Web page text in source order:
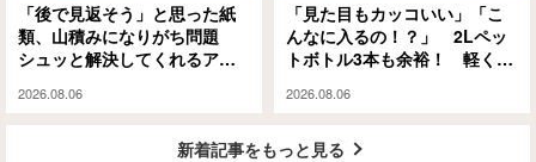
「後で見返そう」と思った紙
類、山積みになりがち問題
シュッと解決してくれるアイ
2026.08.06
「見た目もカッコいい」「こ
んなに入るの！？」 2Lペッ
トボトル3本も余裕！ 軽くて
ッグが大正解
2026.08.06
新着記事をもっと見る